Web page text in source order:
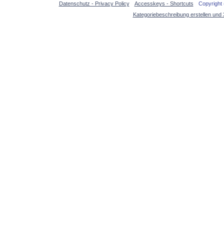
Datenschutz - Privacy Policy Accesskeys - Shortcuts
Kategoriebeschreibung erstellen und